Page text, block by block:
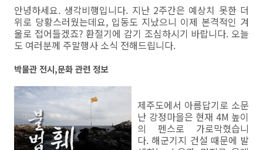
안녕하세요. 생각비행입니다. 지난 2주간은 예상치 못한 더
위로 당황스러웠는데요, 입동도 지났으니 이제 본격적인 겨
울로 접어들겠죠? 환절기에 감기 조심하시기 바랍니다. 오늘
도 여러분께 주말행사 소식 전해드립니다.
박물관 전시,문화 관련 정보
제주도에서 아름답기로 소문
난 강정마을은 현재 4M 높이
의 펜스로 가로막혔습니
다. 해군기지 건설 때문에 발